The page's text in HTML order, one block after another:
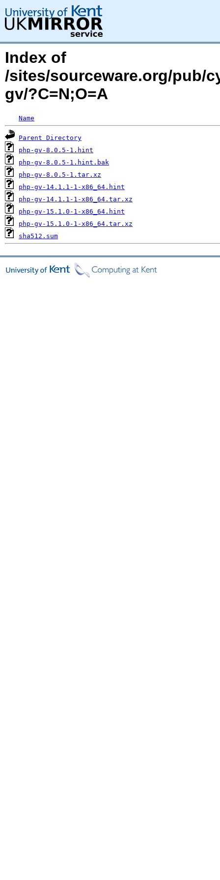
Index of
/sites/sourceware.org/pub/
gv/?C=N;O=A
Name
Parent Directory
php-gv-8.0.5-1.hint
php-gv-8.0.5-1.hint.bak
php-gv-8.0.5-1.tar.xz
php-gv-14.1.1-1-x86_64.hint
php-gv-14.1.1-1-x86_64.tar.xz
php-gv-15.1.0-1-x86_64.hint
php-gv-15.1.0-1-x86_64.tar.xz
sha512.sum